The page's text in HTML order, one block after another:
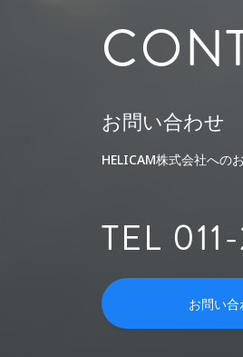
お問い合わせ
HELICAM株式会社への
TEL
お問い